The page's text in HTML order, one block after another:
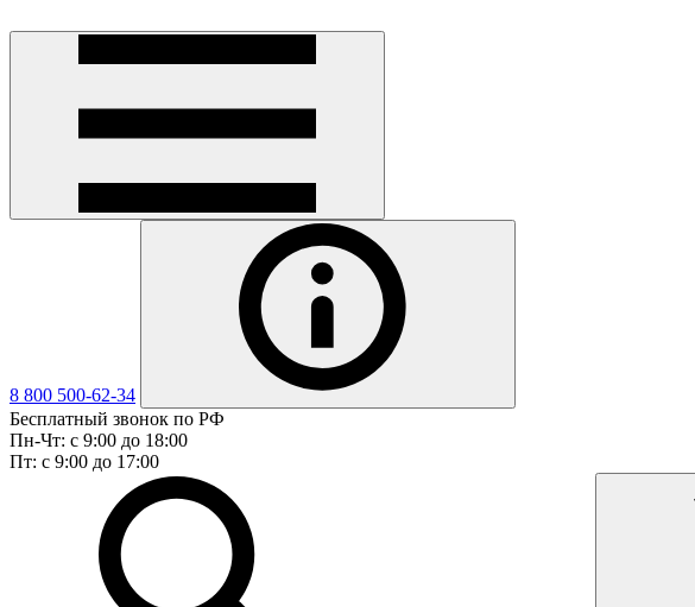
8 800 500-62-34
Бесплатный звонок по РФ
Пн-Чт: с 9:00 до 18:00
Пт: с 9:00 до 17:00